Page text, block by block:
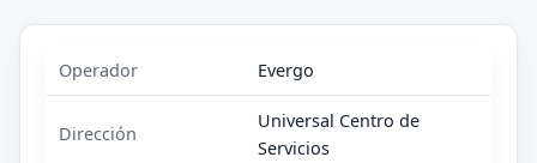
Operador Evergo
Dirección
Universal Centro de
Servicios